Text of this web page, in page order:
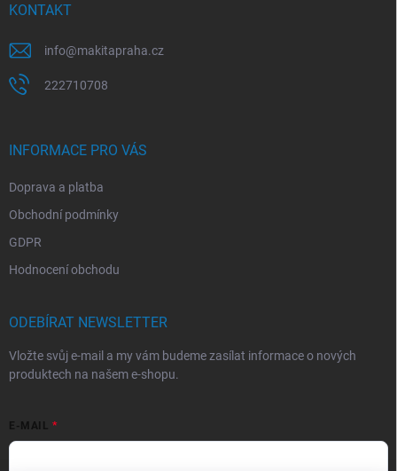
KONTAKT
info@makitapraha.cz
222710708
INFORMACE PRO VÁS
Doprava a platba
Obchodní podmínky
GDPR
Hodnocení obchodu
ODEBÍRAT NEWSLETTER
Vložte svůj e-mail a my vám budeme zasílat informace o nových
produktech na našem e-shopu.
E-MAIL